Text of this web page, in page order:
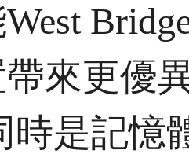
來更優
時是記